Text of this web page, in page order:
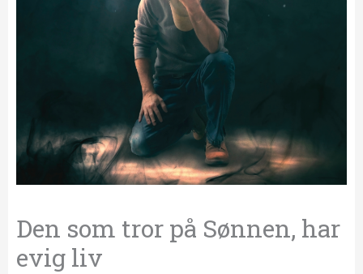
Den som tror på Sønnen, har
evig liv